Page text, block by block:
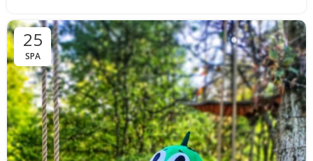
25
SPA